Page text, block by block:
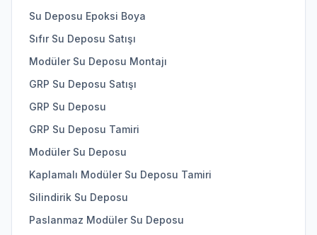
Su Deposu Epoksi Boya
Sıfır Su Deposu Satışı
Modüler Su Deposu Montajı
GRP Su Deposu Satışı
GRP Su Deposu
GRP Su Deposu Tamiri
Modüler Su Deposu
Kaplamalı Modüler Su Deposu Tamiri
Silindirik Su Deposu
Paslanmaz Modüler Su Deposu